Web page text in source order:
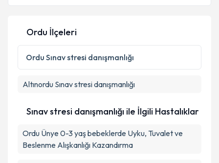
Kişisel verilerimin işlenmesine ilişkinAydınlatma
Metni
'ni okudum ve kişisel verilerimin belirtilen
kapsamda işlenmesini kabul ediyorum.
Ordu İlçeleri
Ordu Sınav stresi danışmanlığı
Altınordu Sınav stresi danışmanlığı
Sınav stresi danışmanlığı ile İlgili Hastalıklar
Ordu Ünye 0-3 yaş bebeklerde Uyku, Tuvalet ve
Beslenme Alışkanlığı Kazandırma